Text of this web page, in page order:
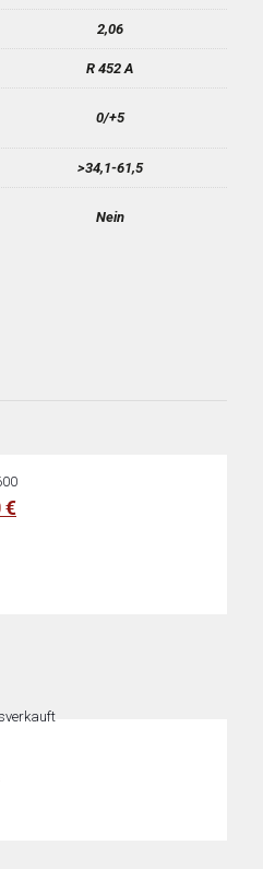
2,06
R 452 A
0/+5
>34,1-61,5
Nein
€Aktueller
Aktueller